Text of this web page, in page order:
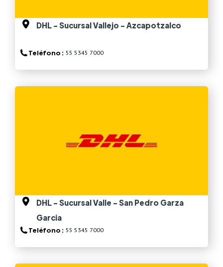
DHL - Sucursal Vallejo - Azcapotzalco
Teléfono : 55 5345 7000
DHL - Sucursal Valle - San Pedro Garza
Garcia
Teléfono : 55 5345 7000